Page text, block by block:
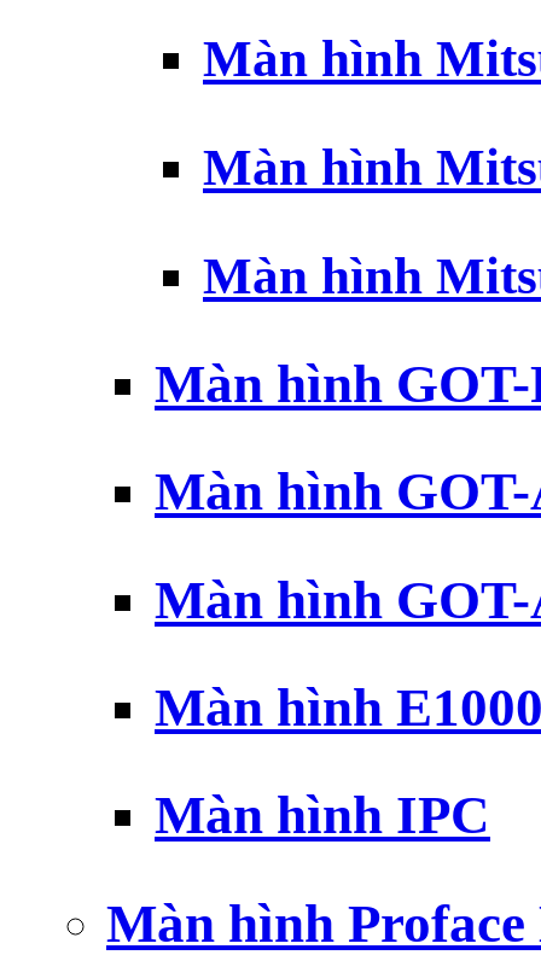
Màn hình
Màn hình
Màn hình
Màn hình GOT-
Màn hình
Màn hình
Màn hình
Màn hình IPC
Màn hình